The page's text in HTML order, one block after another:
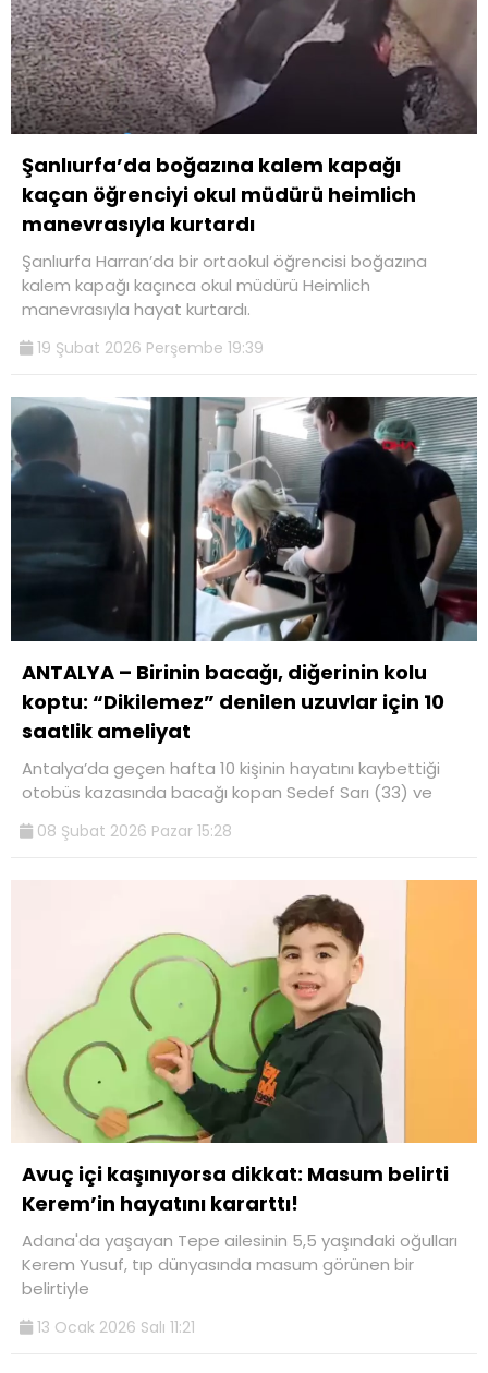
Şanlıurfa’da boğazına kalem kapağı
kaçan öğrenciyi okul müdürü heimlich
manevrasıyla kurtardı
Şanlıurfa Harran’da bir ortaokul öğrencisi boğazına
kalem kapağı kaçınca okul müdürü Heimlich
manevrasıyla hayat kurtardı.
19 Şubat 2026 Perşembe 19:39
ANTALYA – Birinin bacağı, diğerinin kolu
koptu: “Dikilemez” denilen uzuvlar için 10
saatlik ameliyat
Antalya’da geçen hafta 10 kişinin hayatını kaybettiği
otobüs kazasında bacağı kopan Sedef Sarı (33) ve
08 Şubat 2026 Pazar 15:28
Avuç içi kaşınıyorsa dikkat: Masum belirti
Kerem’in hayatını kararttı!
Adana'da yaşayan Tepe ailesinin 5,5 yaşındaki oğulları
Kerem Yusuf, tıp dünyasında masum görünen bir
belirtiyle
13 Ocak 2026 Salı 11:21